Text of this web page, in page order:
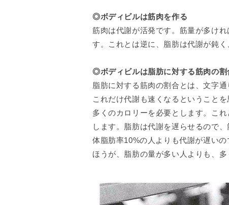
◎ボディビルは筋肉を作る
筋肉は代謝が活発です。筋量が多け
す。これとは逆に、脂肪は代謝が鈍
◎ボディビルは脂肪に対する筋肉の割
脂肪に対する筋肉の割合とは、文字
これだけ代謝も速くなるということ
多くのカロリーを必要とします。こ
します。脂肪は代謝を遅らせるので
体脂肪率10%の人よりも代謝が遅い
ほうが、脂肪の量が多い人よりも、